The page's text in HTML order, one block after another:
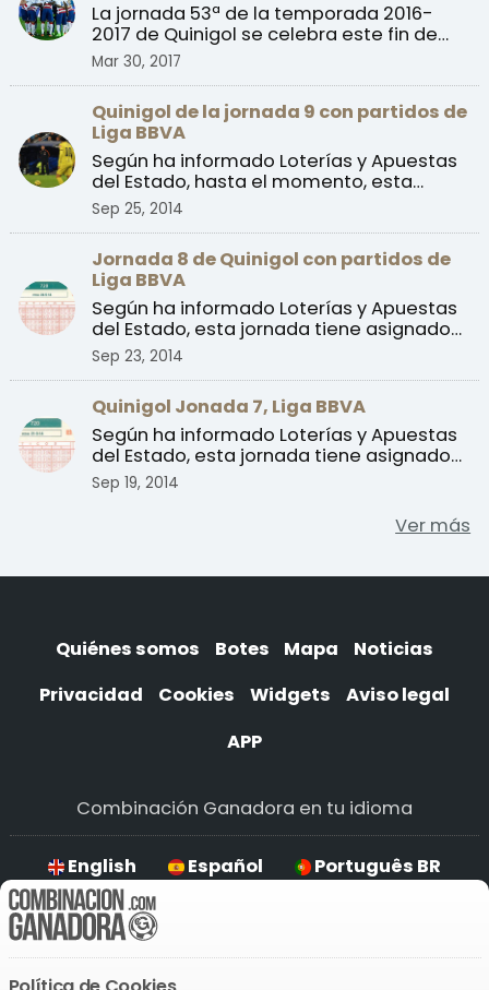
La jornada 53ª de la temporada 2016-
2017 de Quinigol se celebra este fin de
semana con dos parti ...
Mar 30, 2017
Quinigol de la jornada 9 con partidos de
Liga BBVA
Según ha informado Loterías y Apuestas
del Estado, hasta el momento, esta
jornada no tiene asign ...
Sep 25, 2014
Jornada 8 de Quinigol con partidos de
Liga BBVA
Según ha informado Loterías y Apuestas
del Estado, esta jornada tiene asignado
Sep 23, 2014
Quinigol Jonada 7, Liga BBVA
Según ha informado Loterías y Apuestas
del Estado, esta jornada tiene asignado
Sep 19, 2014
Ver más
Quiénes somos Botes Mapa
Noticias
Privacidad
Cookies Widgets
Aviso legal
APP
Combinación Ganadora en tu idioma
English Español Português BR